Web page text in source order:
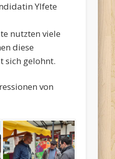
Ylfete
nutzten viele
diese
sich gelohnt.
von